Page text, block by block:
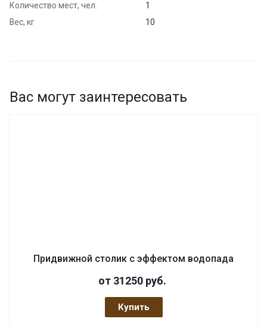
Количество мест, чел.
1
Вес, кг
10
Вас могут заинтересовать
Придвижной столик с эффектом водопада
от 31250 руб.
Купить